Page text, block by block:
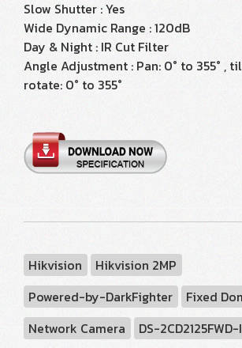
Slow Shutter : Yes
Wide Dynamic Range : 120dB
Day & Night : IR Cut Filter
Angle Adjustment : Pan: 0° to 355° ,
rotate: 0° to 355°
Hikvision
Hikvision 2MP
Powered-by-DarkFighter
Fixed
Network Camera
DS-